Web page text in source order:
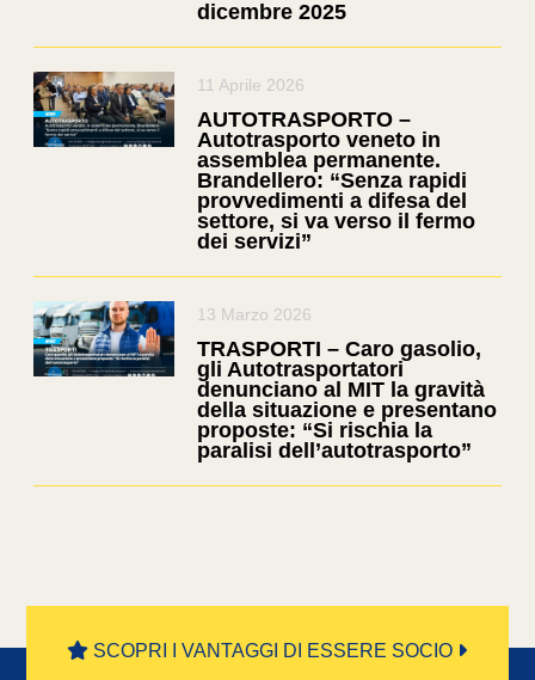
dicembre 2025
11 Aprile 2026
AUTOTRASPORTO –
Autotrasporto veneto in
assemblea permanente.
Brandellero: “Senza rapidi
provvedimenti a difesa del
settore, si va verso il fermo
dei servizi”
13 Marzo 2026
TRASPORTI – Caro gasolio,
gli Autotrasportatori
denunciano al MIT la gravità
della situazione e presentano
proposte: “Si rischia la
paralisi dell’autotrasporto”
SCOPRI I VANTAGGI DI ESSERE SOCIO